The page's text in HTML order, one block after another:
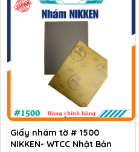
Giấy nhám tờ # 1500
NIKKEN- WTCC Nhật Bản